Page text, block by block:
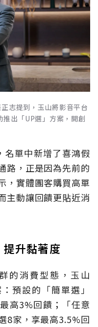
志提到，玉山將影音平台
出「UP選」方案，開創
名單中新增了喜鴻假
路，正是因為先前的
，實體團客購買高單
主動讓回饋更貼近消
升黏著度
的消費型態，玉山
預設的「簡單選」
高3%回饋；「任意
8家，享最高3.5%回